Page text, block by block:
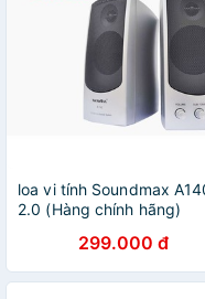
loa vi tính Soundmax
2.0 (Hàng chính hãng)
299.000 đ